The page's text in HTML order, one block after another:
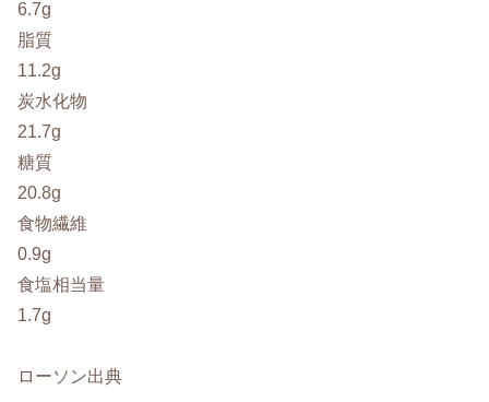
6.7g
脂質
11.2g
炭水化物
21.7g
糖質
20.8g
食物繊維
0.9g
食塩相当量
1.7g
ローソン出典